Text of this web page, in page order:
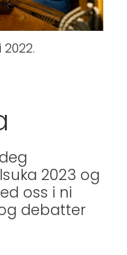
2023 og
oss i ni
debatter